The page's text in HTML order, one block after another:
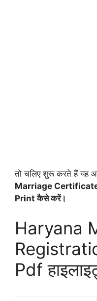
तो चलिए शुरू करते हैं यह
Marriage
Print कैसे करें।
Haryana
Pdf